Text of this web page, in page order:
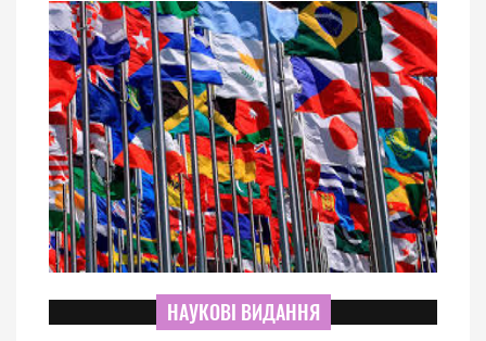
НАУКОВІ ВИДАННЯ